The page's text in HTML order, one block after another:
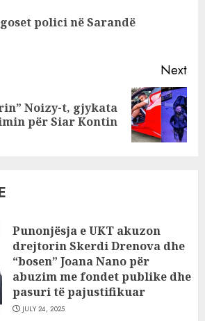
polici në Sarandë
Next
Noizy-t, gjykata
për Siar Kontin
Punonjësja e UKT akuzon
drejtorin Skerdi Drenova dhe
“bosen” Joana Nano për
abuzim me fondet publike dhe
pasuri të pajustifikuar
JULY 24, 2025